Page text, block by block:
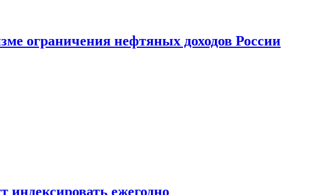
ограничения нефтяных доходов России
индексировать ежегодно